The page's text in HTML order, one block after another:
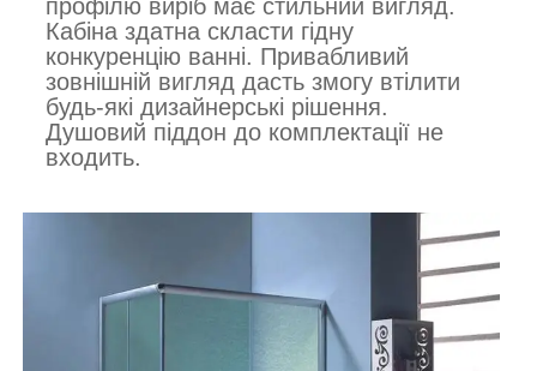
профілю виріб має стильний вигляд.
Кабіна здатна скласти гідну
конкуренцію ванні. Привабливий
зовнішній вигляд дасть змогу втілити
будь-які дизайнерські рішення.
Душовий піддон до комплектації не
входить.